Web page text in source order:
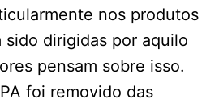
nos produtos
dirigidas por aquilo
pensam sobre isso.
foi removido das